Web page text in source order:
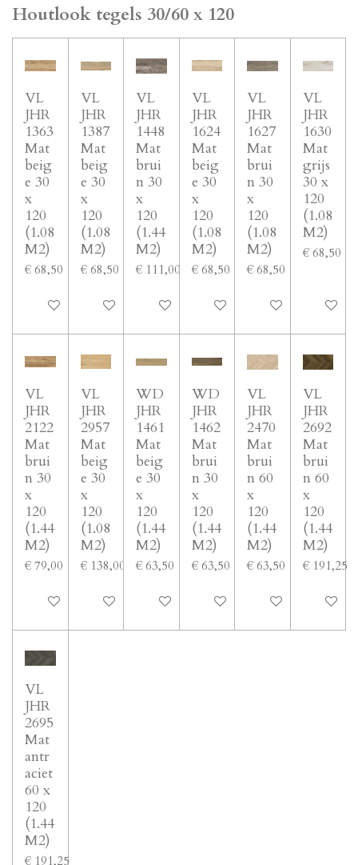
Houtlook tegels 30/60 x 120
VL
JHR
1363
Mat
beig
e 30
x
120
(1.08
M2)
€ 68,50
In winkelwagen
VL
JHR
1387
Mat
beig
e 30
x
120
(1.08
M2)
€ 68,50
In winkelwagen
VL
JHR
1448
Mat
brui
n 30
x
120
(1.44
M2)
€ 111,00
In winkelwagen
VL
JHR
1624
Mat
beig
e 30
x
120
(1.08
M2)
€ 68,50
In winkelwagen
VL
JHR
1627
Mat
brui
n 30
x
120
(1.08
M2)
€ 68,50
In winkelwagen
VL
JHR
1630
Mat
grijs
30 x
120
(1.08
M2)
€ 68,50
In
VL
JHR
2122
Mat
brui
n 30
x
120
(1.44
M2)
€ 79,00
In winkelwagen
VL
JHR
2957
Mat
beig
e 30
x
120
(1.08
M2)
€ 138,00
In winkelwagen
WD
JHR
1461
Mat
beig
e 30
x
120
(1.44
M2)
€ 63,50
In winkelwagen
WD
JHR
1462
Mat
brui
n 30
x
120
(1.44
M2)
€ 63,50
In winkelwagen
VL
JHR
2470
Mat
brui
n 60
x
120
(1.44
M2)
€ 63,50
In winkelwagen
VL
JHR
2692
Mat
brui
n 60
x
120
(1.44
M2)
€ 191,25
In
VL
JHR
2695
Mat
antr
aciet
60 x
120
(1.44
M2)
€ 191,25